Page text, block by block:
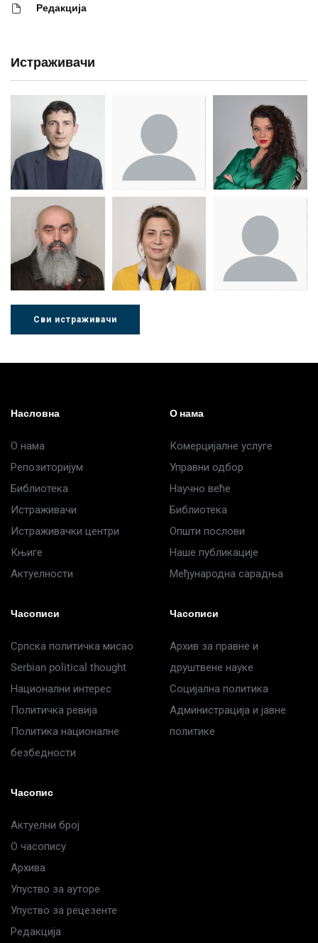
Редакција
Истраживачи
Др Миша
Стојадиновић
Зоран
Милошевић
Др Марија
Ђорић
Сви истраживачи
Насловна
О нама
Репозиторијум
Библиотека
Истраживачи
Истраживачки центри
Књиге
Актуелности
О нама
Комерцијалне услуге
Управни одбор
Научно веће
Библиотека
Општи послови
Наше публикације
Међународна сарадња
Часописи
Српска политичка мисао
Serbian political thought
Национални интерес
Политичка ревија
Политика националне
безбедности
Часописи
Архив за правне и
друштвене науке
Социјална политика
Администрација и јавне
политике
Часопис
Актуелни број
О часопису
Архива
Упуство за ауторе
Упуство за рецезенте
Редакција